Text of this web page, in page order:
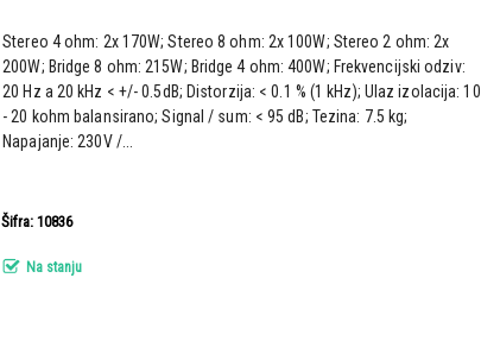
Stereo 4 ohm: 2x 170W; Stereo 8 ohm: 2x 100W; Stereo 2 ohm: 2x
200W; Bridge 8 ohm: 215W; Bridge 4 ohm: 400W; Frekvencijski odziv:
20 Hz a 20 kHz < +/- 0.5dB; Distorzija: < 0.1 % (1 kHz); Ulaz izolacija: 10
- 20 kohm balansirano; Signal / sum: < 95 dB; Tezina: 7.5 kg;
Napajanje: 230V /...
Šifra: 10836
Na stanju